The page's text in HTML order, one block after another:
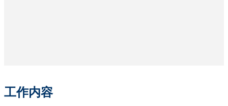
工作内容